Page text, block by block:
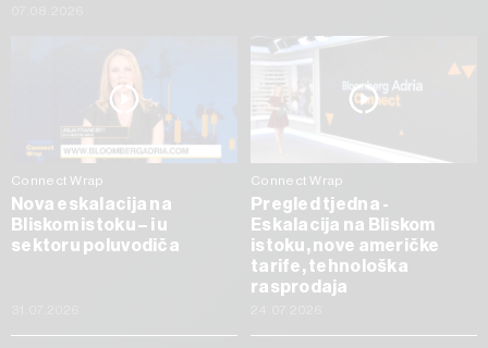
Connect Wrap
Nova eskalacija na
Bliskom istoku – i u
sektoru poluvodiča
Connect Wrap
Pregled tjedna -
Eskalacija na Bliskom
istoku, nove američke
tarife, tehnološka
rasprodaja